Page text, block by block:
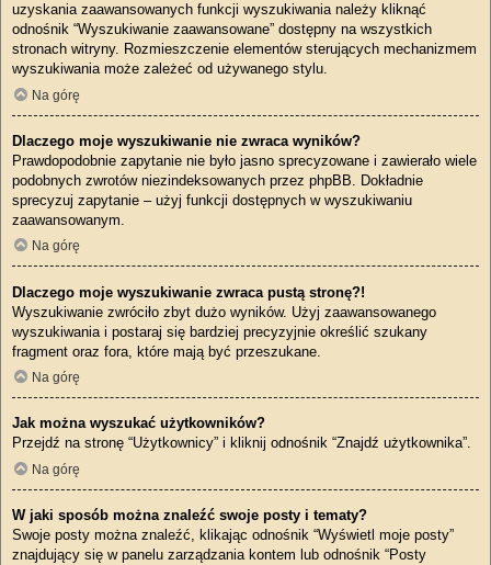
uzyskania zaawansowanych funkcji wyszukiwania należy kliknąć
odnośnik “Wyszukiwanie zaawansowane” dostępny na wszystkich
stronach witryny. Rozmieszczenie elementów sterujących mechanizmem
wyszukiwania może zależeć od używanego stylu.
Na górę
Dlaczego moje wyszukiwanie nie zwraca wyników?
Prawdopodobnie zapytanie nie było jasno sprecyzowane i zawierało wiele
podobnych zwrotów niezindeksowanych przez phpBB. Dokładnie
sprecyzuj zapytanie – użyj funkcji dostępnych w wyszukiwaniu
zaawansowanym.
Na górę
Dlaczego moje wyszukiwanie zwraca pustą stronę?!
Wyszukiwanie zwróciło zbyt dużo wyników. Użyj zaawansowanego
wyszukiwania i postaraj się bardziej precyzyjnie określić szukany
fragment oraz fora, które mają być przeszukane.
Na górę
Jak można wyszukać użytkowników?
Przejdź na stronę “Użytkownicy” i kliknij odnośnik “Znajdź użytkownika”.
Na górę
W jaki sposób można znaleźć swoje posty i tematy?
Swoje posty można znaleźć, klikając odnośnik “Wyświetl moje posty”
znajdujący się w panelu zarządzania kontem lub odnośnik “Posty